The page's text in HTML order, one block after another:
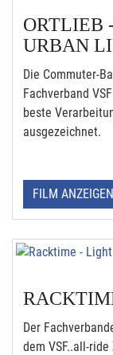
ORTLIEB
URBAN
Die Commuter-
Fachverband
beste
ausgezeichnet.
FILM ANZEIGEN
Der
dem VSF..all-